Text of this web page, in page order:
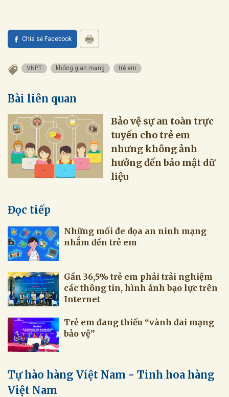
Chia sẻ Facebook
VNPT không gian mạng trẻ em
Bài liên quan
Bảo vệ sự an toàn trực
tuyến cho trẻ em
nhưng không ảnh
hưởng đến bảo mật dữ
liệu
Đọc tiếp
Những mối đe dọa an ninh mạng
nhắm đến trẻ em
Gần 36,5% trẻ em phải trải nghiệm
các thông tin, hình ảnh bạo lực trên
Internet
Trẻ em đang thiếu “vành đai mạng
bảo vệ”
Tự hào hàng Việt Nam - Tinh hoa hàng
Việt Nam